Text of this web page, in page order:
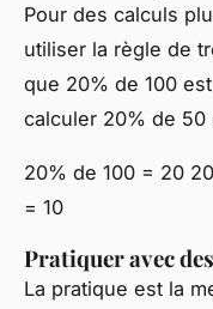
Pour des calculs
utiliser la règle de
que 20% de 100
calculer 20% de
20% de 100 = 20
= 10
Pratiquer avec
La pratique est la